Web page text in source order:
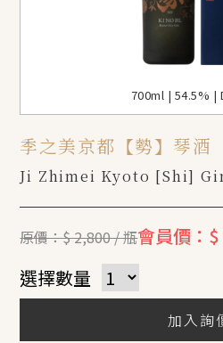
700ml | 54.5% |
季之美京都【勢】琴酒
Ji Zhimei Kyoto [Shi]
原價：$ 2,800 / 瓶會員價：
選擇數量
加入詢